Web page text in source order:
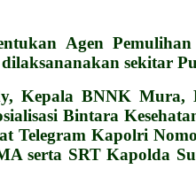
Agen
sekitar
BNNK Mura,
Bintara
Kapolri
serta SRT Kapolda